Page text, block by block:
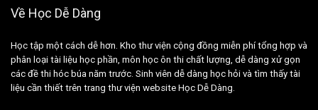
Về Học Dễ Dàng
Học tập một cách dễ hơn. Kho thư viện cộng đồng miễn phí tổng hợp và
phân loại tài liệu học phần, môn học ôn thi chất lượng, dễ dàng xử gọn
các đề thi hóc búa năm trước. Sinh viên dễ dàng học hỏi và tìm thấy tài
liệu cần thiết trên trang thư viện website Học Dễ Dàng.